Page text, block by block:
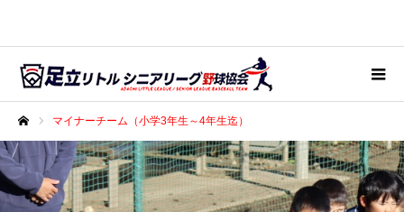
マイナーチーム（小学3年生～4年生迄）